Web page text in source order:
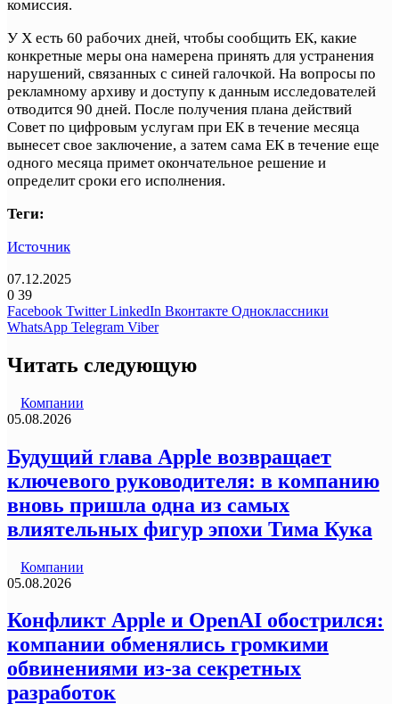
комиссия.
У X есть 60 рабочих дней, чтобы сообщить ЕК, какие
конкретные меры она намерена принять для устранения
нарушений, связанных с синей галочкой. На вопросы по
рекламному архиву и доступу к данным исследователей
отводится 90 дней. После получения плана действий
Совет по цифровым услугам при ЕК в течение месяца
вынесет свое заключение, а затем сама ЕК в течение еще
одного месяца примет окончательное решение и
определит сроки его исполнения.
Теги:
Источник
07.12.2025
0 39
Facebook Twitter LinkedIn Вконтакте Одноклассники
WhatsApp Telegram Viber
Читать следующую
Компании
05.08.2026
Будущий глава Apple возвращает
ключевого руководителя: в компанию
вновь пришла одна из самых
влиятельных фигур эпохи Тима Кука
Компании
05.08.2026
Конфликт Apple и OpenAI обострился:
компании обменялись громкими
обвинениями из-за секретных
разработок